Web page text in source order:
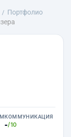
Портфолио
КОММУНИКАЦИЯ
-/10